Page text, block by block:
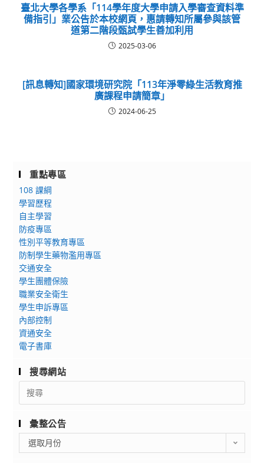
臺北大學各學系「114學年度大學申請入學審查資料準
備指引」業公告於本校網頁，惠請轉知所屬參與該管
道第二階段甄試學生善加利用
2025-03-06
[訊息轉知]國家環境研究院「113年淨零綠生活教育推
廣課程申請簡章」
2024-06-25
重點專區
108 課綱
學習歷程
自主學習
防疫專區
性別平等教育專區
防制學生藥物濫用專區
交通安全
學生團體保險
職業安全衛生
學生申訴專區
內部控制
資通安全
電子書庫
搜尋網站
Search
for:
彙整公告
整
選取月份